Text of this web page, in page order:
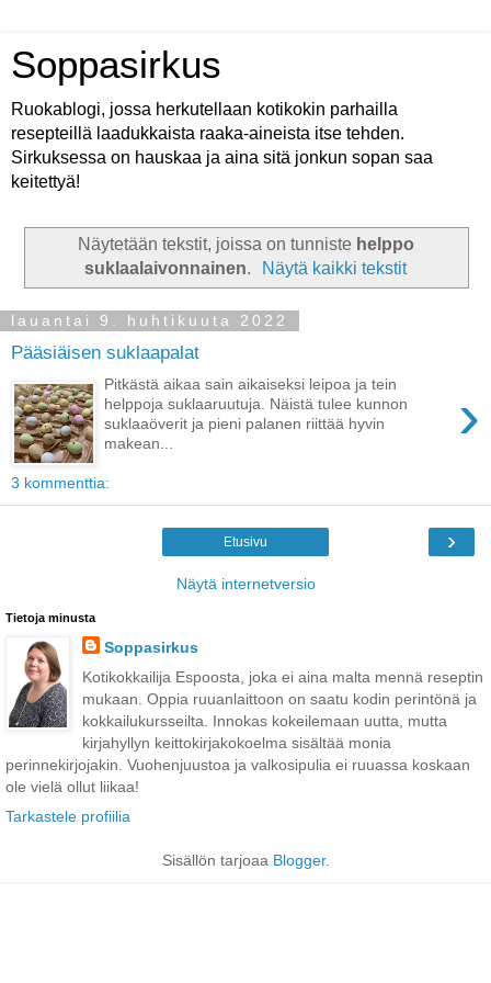
Soppasirkus
Ruokablogi, jossa herkutellaan kotikokin parhailla
resepteillä laadukkaista raaka-aineista itse tehden.
Sirkuksessa on hauskaa ja aina sitä jonkun sopan saa
keitettyä!
Näytetään tekstit, joissa on tunniste helppo
suklaalaivonnainen. Näytä kaikki tekstit
lauantai 9. huhtikuuta 2022
Pääsiäisen suklaapalat
›
Pitkästä aikaa sain aikaiseksi leipoa ja tein
helppoja suklaaruutuja. Näistä tulee kunnon
suklaaöverit ja pieni palanen riittää hyvin
makean...
3 kommenttia:
›
Etusivu
Näytä internetversio
Tietoja minusta
Soppasirkus
Kotikokkailija Espoosta, joka ei aina malta mennä reseptin
mukaan. Oppia ruuanlaittoon on saatu kodin perintönä ja
kokkailukursseilta. Innokas kokeilemaan uutta, mutta
kirjahyllyn keittokirjakokoelma sisältää monia
perinnekirjojakin. Vuohenjuustoa ja valkosipulia ei ruuassa koskaan
ole vielä ollut liikaa!
Tarkastele profiilia
Sisällön tarjoaa Blogger.